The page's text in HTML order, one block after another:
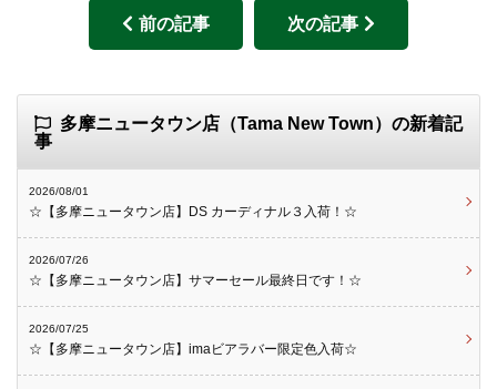
前の記事 次の記事
多摩ニュータウン店（Tama New Town）の新着記
事
2026/08/01
☆【多摩ニュータウン店】DS カーディナル３入荷！☆
2026/07/26
☆【多摩ニュータウン店】サマーセール最終日です！☆
2026/07/25
☆【多摩ニュータウン店】imaビアラバー限定色入荷☆